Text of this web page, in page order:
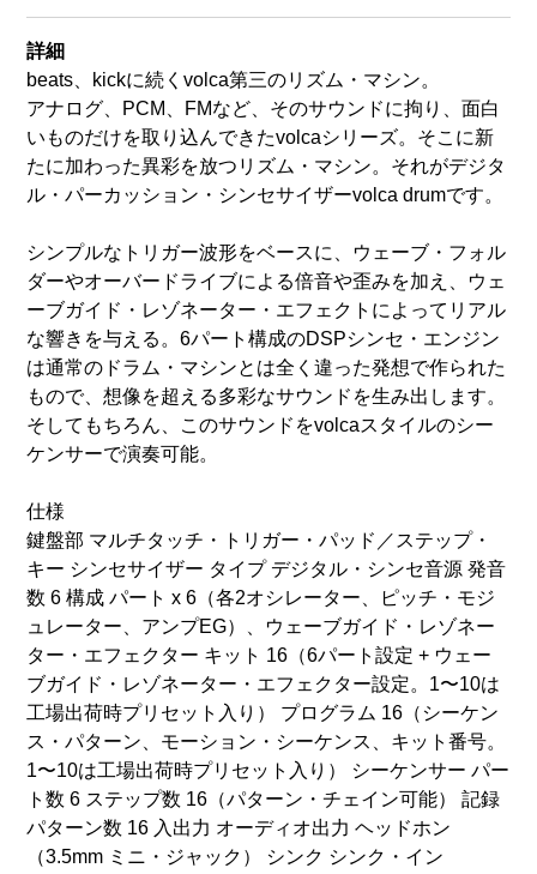
詳細
beats、kickに続くvolca第三のリズム・マシン。
アナログ、PCM、FMなど、そのサウンドに拘り、面白
いものだけを取り込んできたvolcaシリーズ。そこに新
たに加わった異彩を放つリズム・マシン。それがデジタ
ル・パーカッション・シンセサイザーvolca drumです。
シンプルなトリガー波形をベースに、ウェーブ・フォル
ダーやオーバードライブによる倍音や歪みを加え、ウェ
ーブガイド・レゾネーター・エフェクトによってリアル
な響きを与える。6パート構成のDSPシンセ・エンジン
は通常のドラム・マシンとは全く違った発想で作られた
もので、想像を超える多彩なサウンドを生み出します。
そしてもちろん、このサウンドをvolcaスタイルのシー
ケンサーで演奏可能。
仕様
鍵盤部 マルチタッチ・トリガー・パッド／ステップ・
キー シンセサイザー タイプ デジタル・シンセ音源 発音
数 6 構成 パート x 6（各2オシレーター、ピッチ・モジ
ュレーター、アンプEG）、ウェーブガイド・レゾネー
ター・エフェクター キット 16（6パート設定 + ウェー
ブガイド・レゾネーター・エフェクター設定。1〜10は
工場出荷時プリセット入り） プログラム 16（シーケン
ス・パターン、モーション・シーケンス、キット番号。
1〜10は工場出荷時プリセット入り） シーケンサー パー
ト数 6 ステップ数 16（パターン・チェイン可能） 記録
パターン数 16 入出力 オーディオ出力 ヘッドホン
（3.5mm ミニ・ジャック） シンク シンク・イン